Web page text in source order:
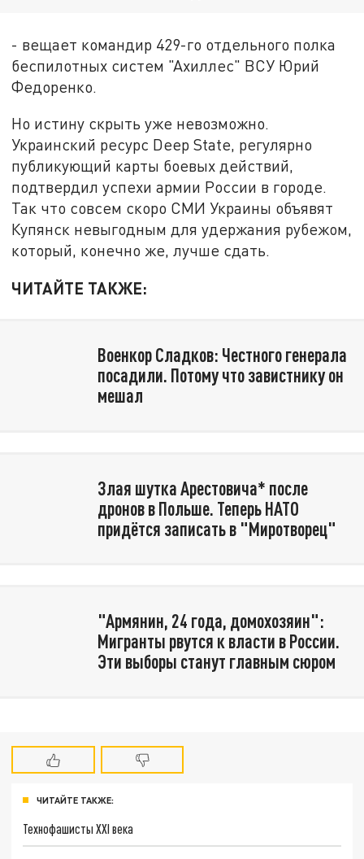
- вещает командир 429-го отдельного полка
беспилотных систем "Ахиллес" ВСУ Юрий
Федоренко.
Но истину скрыть уже невозможно.
Украинский ресурс Deep State, регулярно
публикующий карты боевых действий,
подтвердил успехи армии России в городе.
Так что совсем скоро СМИ Украины объявят
Купянск невыгодным для удержания рубежом,
который, конечно же, лучше сдать.
ЧИТАЙТЕ ТАКЖЕ:
Военкор Сладков: Честного генерала
посадили. Потому что завистнику он
мешал
Злая шутка Арестовича* после
дронов в Польше. Теперь НАТО
придётся записать в "Миротворец"
"Армянин, 24 года, домохозяин":
Мигранты рвутся к власти в России.
Эти выборы станут главным сюром
ЧИТАЙТЕ ТАКЖЕ:
Технофашисты XXI века